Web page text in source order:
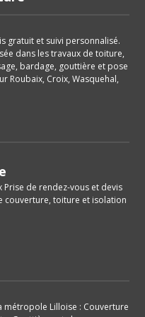
gratuit et suivi personnalisé.
dans les travaux de toiture,
bardage, gouttière et pose
Roubaix, Croix, Wasquehal,
Prise de rendez-vous et devis
couverture, toiture et isolation
métropole Lilloise : Couverture